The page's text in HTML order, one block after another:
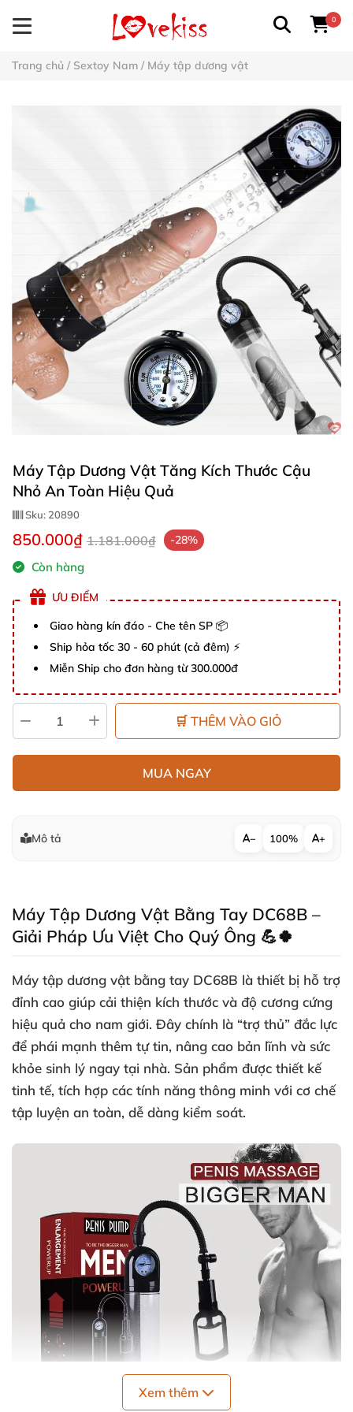
0
Trang chủ / Sextoy Nam / Máy tập dương vật
Máy Tập Dương Vật Tăng Kích Thước Cậu
Nhỏ An Toàn Hiệu Quả
Sku: 20890
850.000₫ 1.181.000₫ -28%
Còn hàng
ƯU ĐIỂM
Giao hàng kín đáo - Che tên SP 📦
Ship hỏa tốc 30 - 60 phút (cả đêm) ⚡
Miễn Ship cho đơn hàng từ 300.000đ
🛒 THÊM VÀO GIỎ
MUA NGAY
Mô tả − 100% +
Máy Tập Dương Vật Bằng Tay DC68B –
Giải Pháp Ưu Việt Cho Quý Ông 💪🍀
Máy tập dương vật bằng tay DC68B là thiết bị hỗ trợ
đỉnh cao giúp cải thiện kích thước và độ cương cứng
hiệu quả cho nam giới. Đây chính là “trợ thủ” đắc lực
để phái mạnh thêm tự tin, nâng cao bản lĩnh và sức
khỏe sinh lý ngay tại nhà. Sản phẩm được thiết kế
tinh tế, tích hợp các tính năng thông minh với cơ chế
tập luyện an toàn, dễ dàng kiểm soát.
Xem thêm